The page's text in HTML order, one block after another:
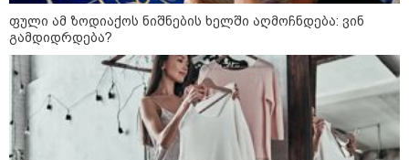
კატეგორიები
ფული ამ ზოდიაქოს ნიშნების ხელში აღმოჩნდება: ვინ
გამდიდრდება?